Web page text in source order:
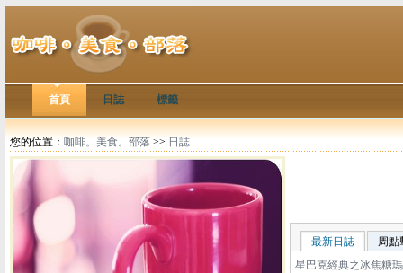
首頁 日誌 標籤
您的位置： 咖啡。美食。部落 >> 日誌
最新日誌
周點
星巴克經典之冰焦糖